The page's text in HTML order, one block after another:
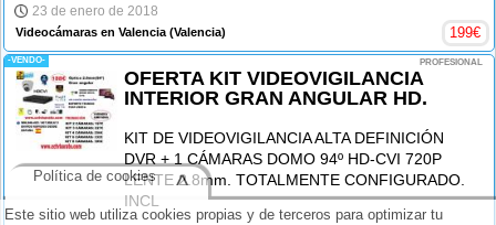
23 de enero de 2018
Videocámaras en Valencia (Valencia) 199€
-VENDO- PROFESIONAL
OFERTA KIT VIDEOVIGILANCIA
INTERIOR GRAN ANGULAR HD.
KIT DE VIDEOVIGILANCIA ALTA DEFINICIÓN
DVR + 1 CÁMARAS DOMO 94º HD-CVI 720P
LENTE 2.8mm. TOTALMENTE CONFIGURADO.
INCL
Este sitio web utiliza cookies propias y de terceros para optimizar tu
Política de cookies ^